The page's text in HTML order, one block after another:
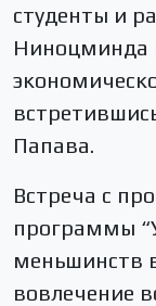
студенты и
Ниноцминда
Папава.
Встреча с
программы
меньшинств
вовлечение